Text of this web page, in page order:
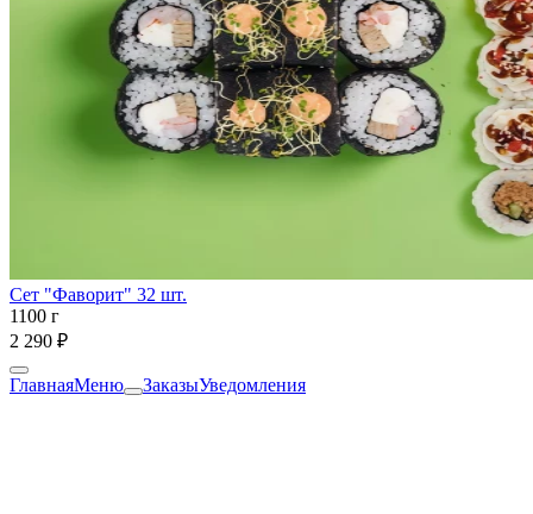
Сет "Фаворит" 32 шт.
1100 г
2 290 ₽
ГлавнаяМеню ЗаказыУведомления